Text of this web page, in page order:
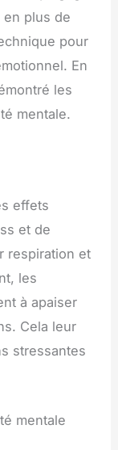
plus de
pour
En
les
mentale.
effets
et de
respiration et
les
à apaiser
Cela leur
stressantes
mentale